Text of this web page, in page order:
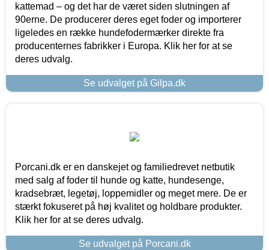
kattemad – og det har de været siden slutningen af
90erne. De producerer deres eget foder og importerer
ligeledes en række hundefodermærker direkte fra
producenternes fabrikker i Europa. Klik her for at se
deres udvalg.
Se udvalget på Gilpa.dk
Porcani.dk er en danskejet og familiedrevet netbutik
med salg af foder til hunde og katte, hundesenge,
kradsebræt, legetøj, loppemidler og meget mere. De er
stærkt fokuseret på høj kvalitet og holdbare produkter.
Klik her for at se deres udvalg.
Se udvalget på Porcani.dk